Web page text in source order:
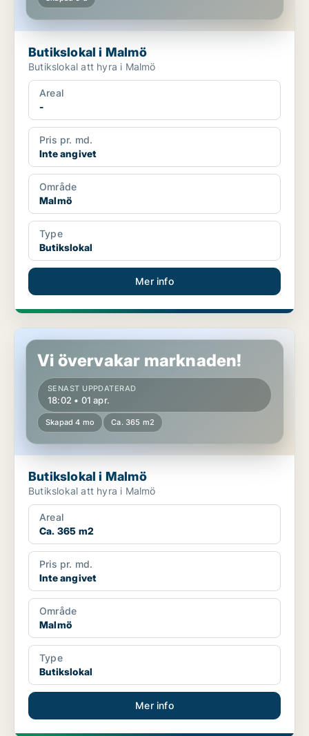
Butikslokal i Malmö
Butikslokal att hyra i Malmö
Areal
-
Pris pr. md.
Inte angivet
Område
Malmö
Type
Butikslokal
Mer info
Butikslokal i Malmö
Vi övervakar marknaden!
SENAST UPPDATERAD
18:02 • 01 apr.
Skapad 4 mo Ca. 365 m2
Butikslokal i Malmö
Butikslokal att hyra i Malmö
Areal
Ca. 365 m2
Pris pr. md.
Inte angivet
Område
Malmö
Type
Butikslokal
Mer info